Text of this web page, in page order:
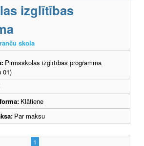
izglītības
skola
Pirmsskolas izglītības programma
01)
Klātiene
Par maksu
1